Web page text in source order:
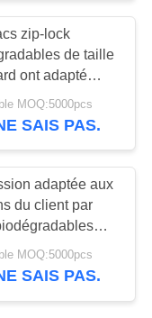
20
zip-lock
de taille
ont adapté
et le
MOQ:5000pcs
SAIS PAS.
adaptée aux
du client par
de serrure
éclair pour
MOQ:5000pcs
SAIS PAS.